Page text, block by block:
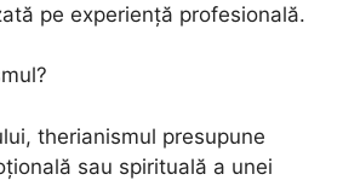
pe experiență profesională.
therianismul presupune
sau spirituală a unei